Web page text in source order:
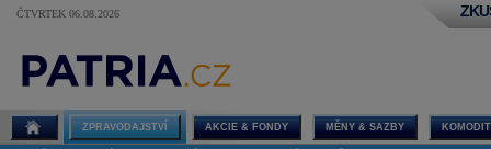
ČTVRTEK 06.08.2026
ZPRAVODAJSTVÍ AKCIE & FONDY MĚNY & SAZBY